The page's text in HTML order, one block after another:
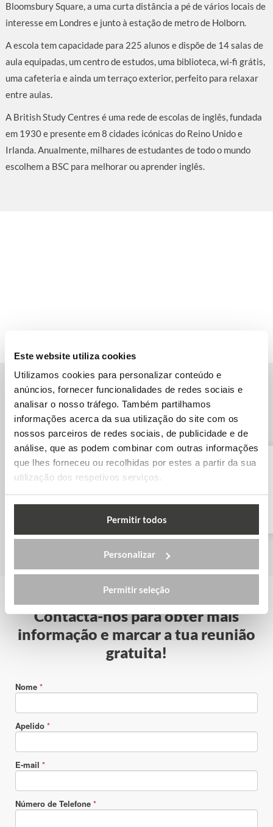
Este website utiliza cookies
Utilizamos cookies para personalizar conteúdo e
anúncios, fornecer funcionalidades de redes sociais e
analisar o nosso tráfego. Também partilhamos
informações acerca da sua utilização do site com os
nossos parceiros de redes sociais, de publicidade e de
análise, que as podem combinar com outras informações
que lhes forneceu ou recolhidas por estes a partir da sua
utilização dos respetivos serviços.
Permitir todos
Personalizar
Permitir seleção
Bloomsbury Square, a uma curta distância a pé de vários locais de
interesse em Londres e junto à estação de metro de Holborn.
A escola tem capacidade para 225 alunos e dispõe de 14 salas de
aula equipadas, um centro de estudos, uma biblioteca, wi-fi grátis,
uma cafeteria e ainda um terraço exterior, perfeito para relaxar
entre aulas.
A British Study Centres é uma rede de escolas de inglês, fundada
em 1930 e presente em 8 cidades icónicas do Reino Unido e
Irlanda. Anualmente, milhares de estudantes de todo o mundo
escolhem a BSC para melhorar ou aprender inglês.
Outras escolas de inglês em Londres
Oxford International –
Londres
Contacta-nos para obter mais
informação e marcar a tua reunião
gratuita!